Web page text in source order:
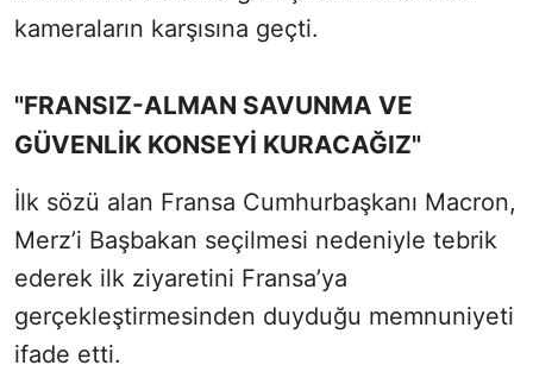
kameraların karşısına geçti.
"FRANSIZ-ALMAN SAVUNMA VE
GÜVENLİK KONSEYİ KURACAĞIZ"
İlk sözü alan Fransa Cumhurbaşkanı Macron,
Merz’i Başbakan seçilmesi nedeniyle tebrik
ederek ilk ziyaretini Fransa’ya
gerçekleştirmesinden duyduğu memnuniyeti
ifade etti.